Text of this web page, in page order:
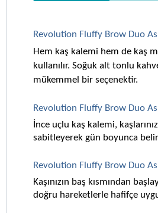
Revolution Fluffy Brow Duo
Hem kaş kalemi hem de kaş
kullanılır. Soğuk alt tonlu
mükemmel bir seçenektir.
Revolution Fluffy Brow Duo
İnce uçlu kaş kalemi,
sabitleyerek gün boyunca
Revolution Fluffy Brow Duo
Kaşınızın baş kısmından
doğru hareketlerle hafifçe